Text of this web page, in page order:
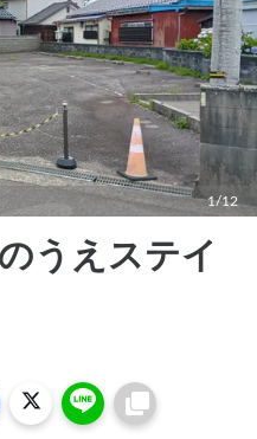
1/12
うえステイ